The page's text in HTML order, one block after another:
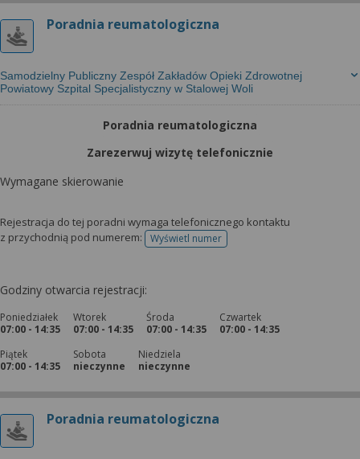
Poradnia reumatologiczna
Samodzielny Publiczny Zespół Zakładów Opieki Zdrowotnej
Powiatowy Szpital Specjalistyczny w Stalowej Woli
Poradnia reumatologiczna
Zarezerwuj wizytę telefonicznie
Wymagane skierowanie
Rejestracja do tej poradni wymaga telefonicznego kontaktu
z przychodnią pod numerem:
Wyświetl numertelefonu do rejestracji
Godziny otwarcia rejestracji:
Poniedziałek
07:00 - 14:35
Wtorek
07:00 - 14:35
Środa
07:00 - 14:35
Czwartek
07:00 - 14:35
Piątek
07:00 - 14:35
Sobota
nieczynne
Niedziela
nieczynne
Poradnia reumatologiczna
możesz też wycofać zgodę na przetwarzanie Twoich
danych tylko w niektórych celach. Jeżeli chcesz
dowiedzieć się więcej lub chcesz przeprowadzić
konfigurację szczegółową, to możesz tego dokonać
za pomocą „Ustawień zaawansowanych”.
Więcej informacji na temat wykorzystywania
znajdziesz w Regulaminie Serwisu.